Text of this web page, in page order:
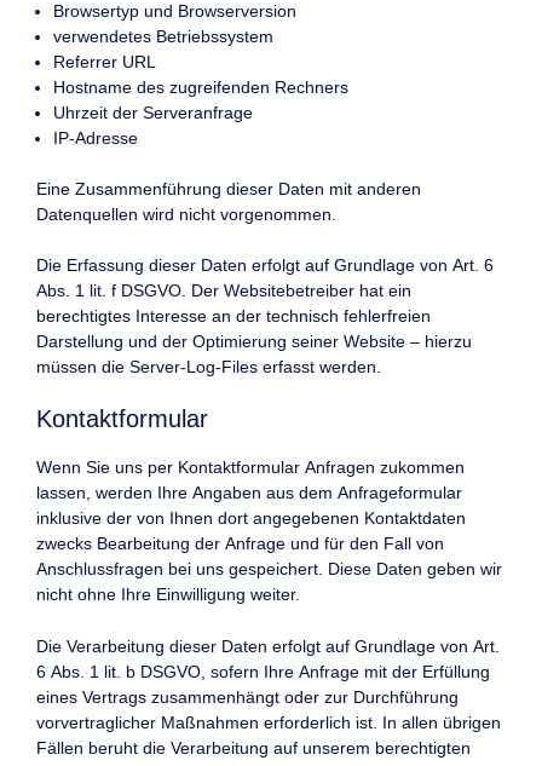
Browsertyp und Browserversion
verwendetes Betriebssystem
Referrer URL
Hostname des zugreifenden Rechners
Uhrzeit der Serveranfrage
IP-Adresse
Eine Zusammenführung dieser Daten mit anderen
Datenquellen wird nicht vorgenommen.
Die Erfassung dieser Daten erfolgt auf Grundlage von Art. 6
Abs. 1 lit. f DSGVO. Der Websitebetreiber hat ein
berechtigtes Interesse an der technisch fehlerfreien
Darstellung und der Optimierung seiner Website – hierzu
müssen die Server-Log-Files erfasst werden.
Kontaktformular
Wenn Sie uns per Kontaktformular Anfragen zukommen
lassen, werden Ihre Angaben aus dem Anfrageformular
inklusive der von Ihnen dort angegebenen Kontaktdaten
zwecks Bearbeitung der Anfrage und für den Fall von
Anschlussfragen bei uns gespeichert. Diese Daten geben wir
nicht ohne Ihre Einwilligung weiter.
Die Verarbeitung dieser Daten erfolgt auf Grundlage von Art.
6 Abs. 1 lit. b DSGVO, sofern Ihre Anfrage mit der Erfüllung
eines Vertrags zusammenhängt oder zur Durchführung
vorvertraglicher Maßnahmen erforderlich ist. In allen übrigen
Fällen beruht die Verarbeitung auf unserem berechtigten